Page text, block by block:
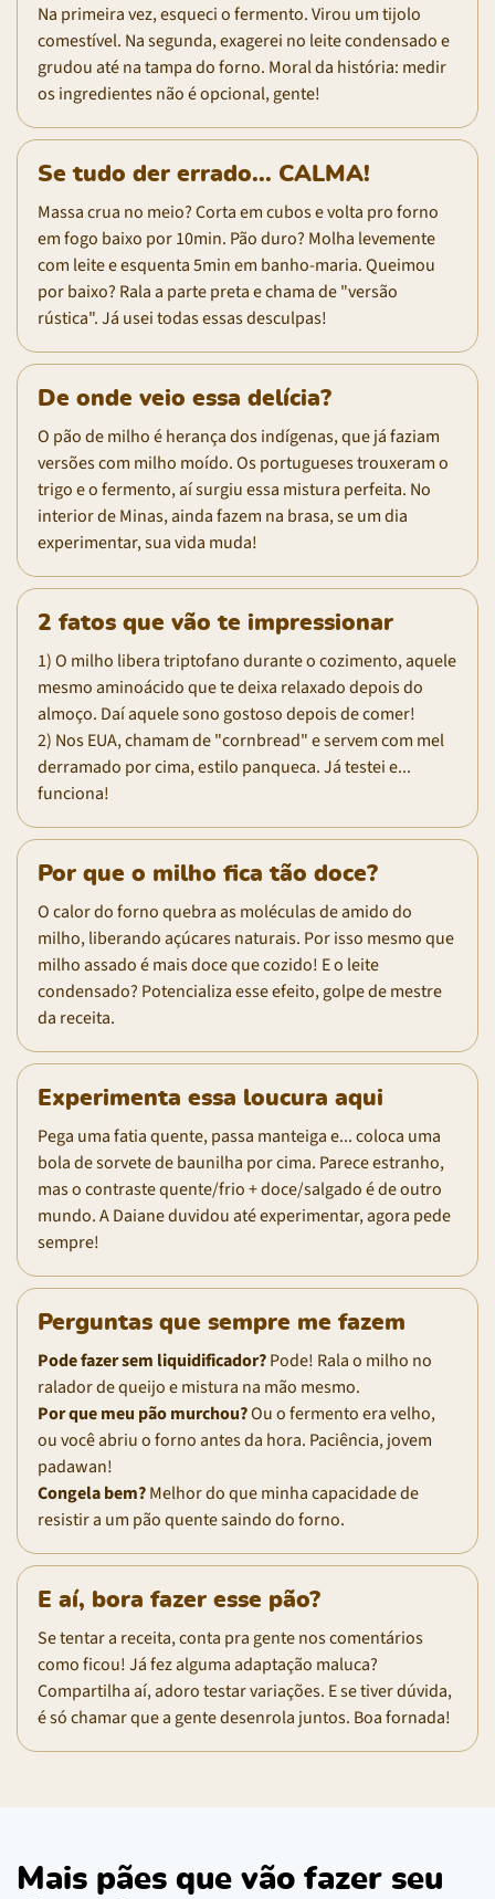
Na primeira vez, esqueci o fermento. Virou um tijolo
comestível. Na segunda, exagerei no leite condensado e
grudou até na tampa do forno. Moral da história: medir
os ingredientes não é opcional, gente!
Se tudo der errado... CALMA!
Massa crua no meio? Corta em cubos e volta pro forno
em fogo baixo por 10min. Pão duro? Molha levemente
com leite e esquenta 5min em banho-maria. Queimou
por baixo? Rala a parte preta e chama de "versão
rústica". Já usei todas essas desculpas!
De onde veio essa delícia?
O pão de milho é herança dos indígenas, que já faziam
versões com milho moído. Os portugueses trouxeram o
trigo e o fermento, aí surgiu essa mistura perfeita. No
interior de Minas, ainda fazem na brasa, se um dia
experimentar, sua vida muda!
2 fatos que vão te impressionar
1) O milho libera triptofano durante o cozimento, aquele
mesmo aminoácido que te deixa relaxado depois do
almoço. Daí aquele sono gostoso depois de comer!
2) Nos EUA, chamam de "cornbread" e servem com mel
derramado por cima, estilo panqueca. Já testei e...
funciona!
Por que o milho fica tão doce?
O calor do forno quebra as moléculas de amido do
milho, liberando açúcares naturais. Por isso mesmo que
milho assado é mais doce que cozido! E o leite
condensado? Potencializa esse efeito, golpe de mestre
da receita.
Experimenta essa loucura aqui
Pega uma fatia quente, passa manteiga e... coloca uma
bola de sorvete de baunilha por cima. Parece estranho,
mas o contraste quente/frio + doce/salgado é de outro
mundo. A Daiane duvidou até experimentar, agora pede
sempre!
Perguntas que sempre me fazem
Pode fazer sem liquidificador?Pode! Rala o milho no
ralador de queijo e mistura na mão mesmo.
Por que meu pão murchou?Ou o fermento era velho,
ou você abriu o forno antes da hora. Paciência, jovem
padawan!
Congela bem?Melhor do que minha capacidade de
resistir a um pão quente saindo do forno.
E aí, bora fazer esse pão?
Se tentar a receita, conta pra gente nos comentários
como ficou! Já fez alguma adaptação maluca?
Compartilha aí, adoro testar variações. E se tiver dúvida,
é só chamar que a gente desenrola juntos. Boa fornada!
Mais pães que vão fazer seu